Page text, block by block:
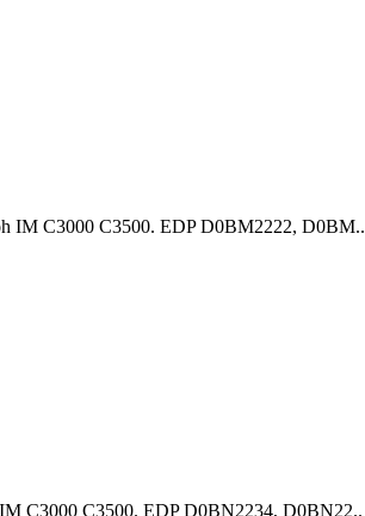
IM C3000 С3500. EDP D0BM2222, D0BM..
C3000 С3500. EDP D0BN2234, D0BN22..